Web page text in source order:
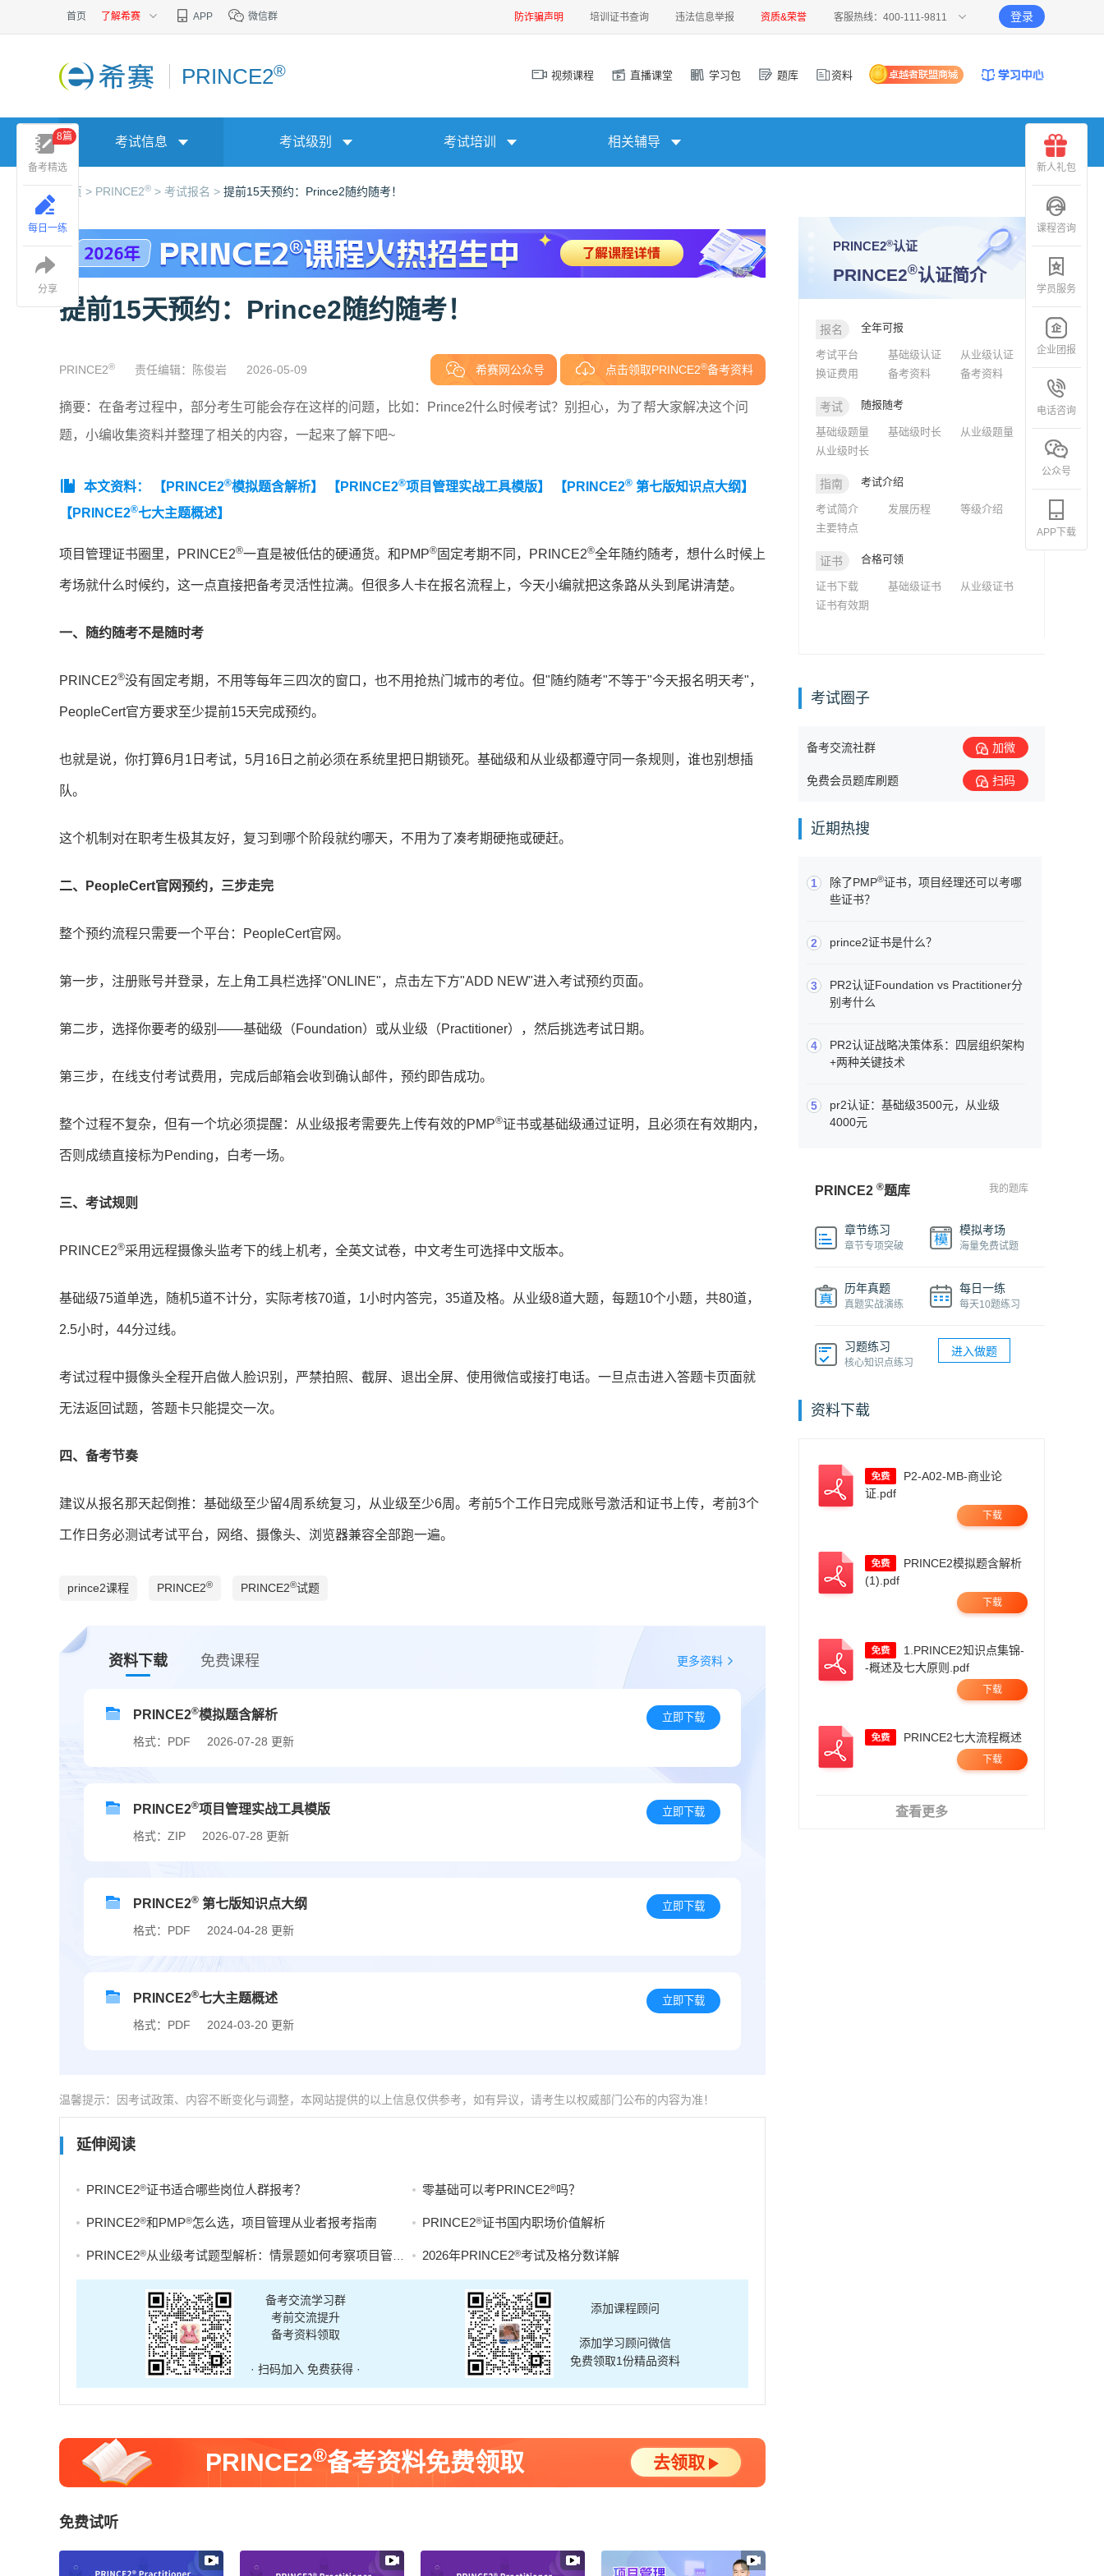
首页 了解希赛 APP 微信群 防诈骗声明 培训证书查询 违法信息举报 资质&荣誉 客服热线：400-111-9811 登录
PRINCE2® 视频课程 直播课堂 学习包 题库 资料
考试信息 考试级别 考试培训 相关辅导
首页 > PRINCE2® > 考试报名 > 提前15天预约：Prince2随约随考！
广告
提前15天预约：Prince2随约随考！
PRINCE2® 责任编辑：陈俊岩 2026-05-09 希赛网公众号 点击领取PRINCE2®备考资料
摘要：在备考过程中，部分考生可能会存在这样的问题，比如：Prince2什么时候考试？别担心，为了帮大家解决这个问
题，小编收集资料并整理了相关的内容，一起来了解下吧~
本文资料： 【PRINCE2®模拟题含解析】 【PRINCE2®项目管理实战工具模版】 【PRINCE2® 第七版知识点大纲】
【PRINCE2®七大主题概述】
项目管理证书圈里，PRINCE2®一直是被低估的硬通货。和PMP® 固定考期不同，PRINCE2®全年随约随考，想什么时候上
考场就什么时候约，这一点直接把备考灵活性拉满。但很多人卡在报名流程上，今天小编就把这条路从头到尾讲清楚。
一、随约随考不是随时考
PRINCE2®没有固定考期，不用等每年三四次的窗口，也不用抢热门城市的考位。但"随约随考"不等于"今天报名明天考"，
PeopleCert官方要求至少提前15天完成预约。
也就是说，你打算6月1日考试，5月16日之前必须在系统里把日期锁死。基础级和从业级都遵守同一条规则，谁也别想插
队。
这个机制对在职考生极其友好，复习到哪个阶段就约哪天，不用为了凑考期硬拖或硬赶。
二、PeopleCert官网预约，三步走完
整个预约流程只需要一个平台：PeopleCert官网。
第一步，注册账号并登录，左上角工具栏选择"ONLINE"，点击左下方"ADD NEW"进入考试预约页面。
第二步，选择你要考的级别——基础级（Foundation）或从业级（Practitioner），然后挑选考试日期。
第三步，在线支付考试费用，完成后邮箱会收到确认邮件，预约即告成功。
整个过程不复杂，但有一个坑必须提醒：从业级报考需要先上传有效的PMP®证书或基础级通过证明，且必须在有效期内，
否则成绩直接标为Pending，白考一场。
三、考试规则
PRINCE2®采用远程摄像头监考下的线上机考，全英文试卷，中文考生可选择中文版本。
基础级75道单选，随机5道不计分，实际考核70道，1小时内答完，35道及格。从业级8道大题，每题10个小题，共80道，
2.5小时，44分过线。
考试过程中摄像头全程开启做人脸识别，严禁拍照、截屏、退出全屏、使用微信或接打电话。一旦点击进入答题卡页面就
无法返回试题，答题卡只能提交一次。
四、备考节奏
建议从报名那天起倒推：基础级至少留4周系统复习，从业级至少6周。考前5个工作日完成账号激活和证书上传，考前3个
工作日务必测试考试平台，网络、摄像头、浏览器兼容全部跑一遍。
prince2课程 PRINCE2® PRINCE2®试题
资料下载 免费课程 更多资料
PRINCE2®模拟题含解析
格式：PDF 2026-07-28 更新
立即下载
PRINCE2®项目管理实战工具模版
格式：ZIP 2026-07-28 更新
立即下载
PRINCE2® 第七版知识点大纲
格式：PDF 2024-04-28 更新
立即下载
PRINCE2®七大主题概述
格式：PDF 2024-03-20 更新
立即下载
温馨提示：因考试政策、内容不断变化与调整，本网站提供的以上信息仅供参考，如有异议，请考生以权威部门公布的内容为准！
延伸阅读
PRINCE2®证书适合哪些岗位人群报考？ 零基础可以考PRINCE2®吗？
PRINCE2®和PMP®怎么选，项目管理从业者报考指南 PRINCE2®证书国内职场价值解析
PRINCE2®从业级考试题型解析：情景题如何考察项目管理实战能力 2026年PRINCE2®考试及格分数详解
备考交流学习群
考前交流提升
备考资料领取
· 扫码加入 免费获得 ·
添加课程顾问
添加学习顾问微信
免费领取1份精品资料
PRINCE2®备考资料免费领取 去领取
免费试听
PRINCE2®认证
PRINCE2®认证简介
报名 全年可报
考试平台 基础级认证
从业级认证
换证费用
备考资料 备考资料
考试 随报随考
基础级题量 基础级时长
从业级题量
从业级时长
指南 考试介绍
考试简介 发展历程
等级介绍
主要特点
证书 合格可领
证书下载 基础级证书
从业级证书
证书有效期
考试圈子
备考交流社群 加微
免费会员题库刷题 扫码
近期热搜
1 除了PMP®证书，项目经理还可以考哪
些证书？
2 prince2证书是什么？
3
PR2认证Foundation vs Practitioner分
别考什么
4
PR2认证战略决策体系：四层组织架构
+两种关键技术
5
pr2认证：基础级3500元，从业级
4000元
PRINCE2 ®题库 我的题库
章节练习
章节专项突破
模拟考场
海量免费试题
历年真题
真题实战演练
每日一练
每天10题练习
习题练习
核心知识点练习
进入做题
资料下载
证.pdf
下载
(1).pdf
下载
-概述及七大原则.pdf
下载
PRINCE2七大流程概述
下载
查看更多
备考精选
8篇
每日一练
分享
新人礼包
课程咨询
学员服务
企业团报
电话咨询
公众号
APP下载